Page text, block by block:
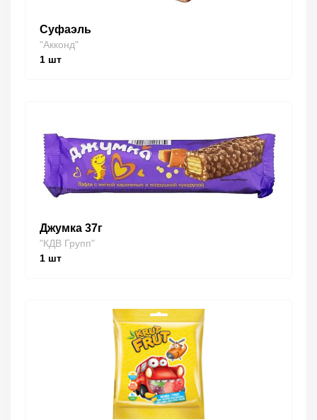
Суфаэль
"Акконд"
1 шт
Джумка 37г
"КДВ Групп"
1 шт